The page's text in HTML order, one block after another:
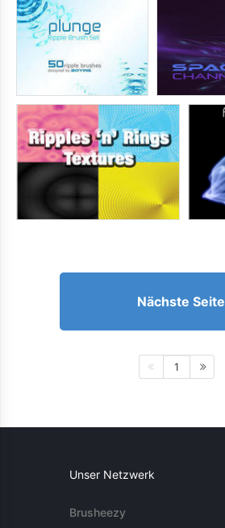
Nächste Seite
1
Unser Netzwerk
Brusheezy